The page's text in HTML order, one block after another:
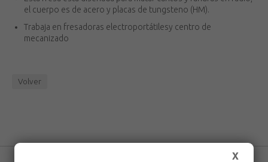
el cuerpo es de acero y placas de tungsteno (HM).
Trabaja en fresadoras electroportátilesy centro de
mecanizado
Volver
X